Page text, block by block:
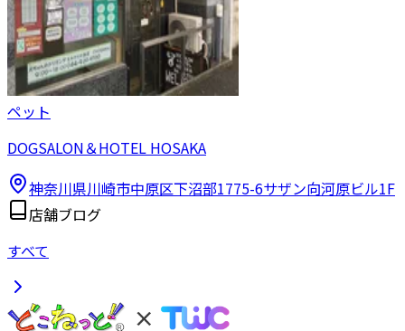
ペット
DOGSALON＆HOTEL HOSAKA
神奈川県川崎市中原区下沼部1775-6サザン向河原ビル1F
店舗ブログ
すべて